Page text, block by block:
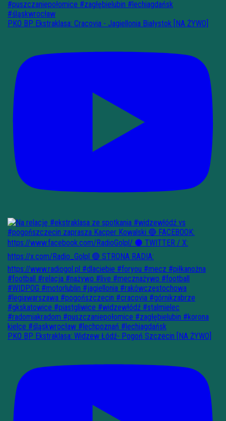
PKO BP Ekstraklasa: Cracovia - Jagiellonia Białystok [NA ŻYWO]
PKO BP Ekstraklasa: Widzew Łódź- Pogoń Szczecin [NA ŻYWO]